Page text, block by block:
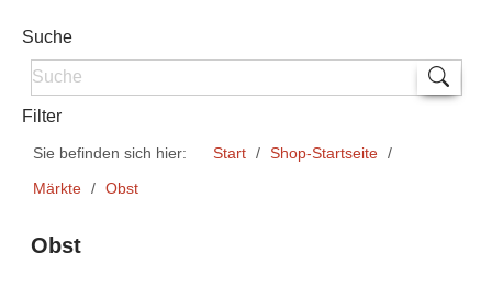
Suche
Filter
Sie befinden sich hier: Start
Shop-Startseite
Märkte
Obst
Obst